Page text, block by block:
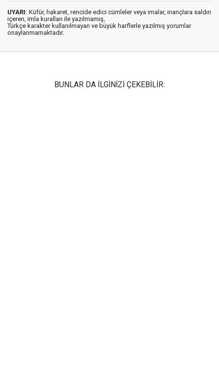
UYARI: Küfür, hakaret, rencide edici cümleler veya imalar, inançlara saldırı
içeren, imla kuralları ile yazılmamış,
Türkçe karakter kullanılmayan ve büyük harflerle yazılmış yorumlar
onaylanmamaktadır.
BUNLAR DA İLGİNİZİ ÇEKEBİLİR: